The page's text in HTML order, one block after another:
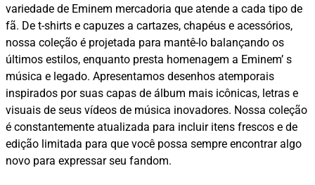
variedade de Eminem mercadoria que atende a cada tipo de
fã. De t-shirts e capuzes a cartazes, chapéus e acessórios,
nossa coleção é projetada para mantê-lo balançando os
últimos estilos, enquanto presta homenagem a Eminem’ s
música e legado. Apresentamos desenhos atemporais
inspirados por suas capas de álbum mais icônicas, letras e
visuais de seus vídeos de música inovadores. Nossa coleção
é constantemente atualizada para incluir itens frescos e de
edição limitada para que você possa sempre encontrar algo
novo para expressar seu fandom.